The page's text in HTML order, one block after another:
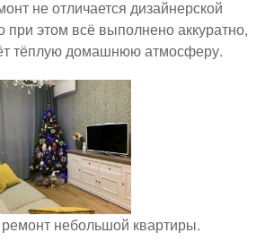
не отличается дизайнерской
при этом всё выполнено аккуратно,
тёплую домашнюю атмосферу.
небольшой квартиры.